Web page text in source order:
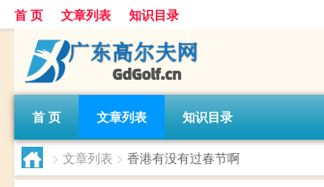
首 页 文章列表 知识目录
首 页 文章列表 知识目录
> 文章列表 > 香港有没有过春节啊